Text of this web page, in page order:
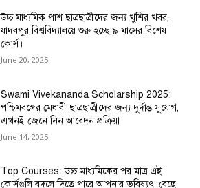
উচ্চ মাধ্যমিক পাশ ছাত্রছাত্রীদের জন্য খুশির খবর,
যাদবপুর বিশ্ববিদ্যালয়ে শুরু হচ্ছে ৯ মাসের বিশেষ
কোর্স।
June 20, 2025
Swami Vivekananda Scholarship 2025:
পশ্চিমবঙ্গের মেধাবী ছাত্রছাত্রীদের জন্য দুর্দান্ত সুযোগ,
এখনই জেনে নিন আবেদন প্রক্রিয়া
June 14, 2025
Top Courses: উচ্চ মাধ্যমিকের পর মাত্র এই
কোর্সগুলি বদলে দিতে পারে আপনার ভবিষ্যৎ, বেছে